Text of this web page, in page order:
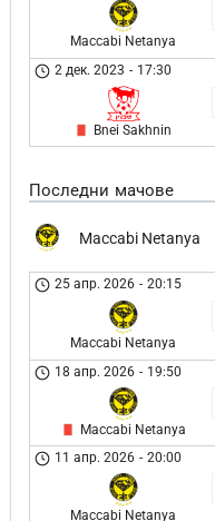
Maccabi Netanya
2 дек. 2023 - 17:30
Bnei Sakhnin
Последни мачове
Maccabi Netanya
25 апр. 2026 - 20:15
Maccabi Netanya
18 апр. 2026 - 19:50
Maccabi Netanya
11 апр. 2026 - 20:00
Maccabi Netanya